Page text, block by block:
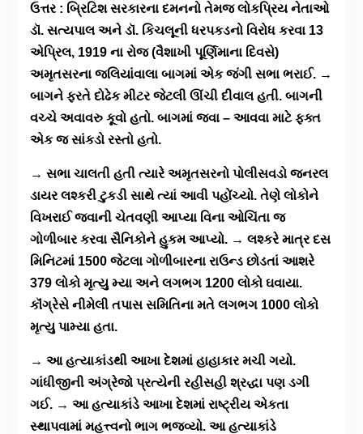
ઉત્તર : બ્રિટિશ સરકારના દમનનો તેમજ લોકપ્રિય નેતાઓ
ડૉ. સત્યપાલ અને ડૉ. કિચલૂની ધરપકડનો વિરોધ કરવા 13
એપ્રિલ, 1919 ના રોજ (વૈશાખી પૂર્ણિમાના દિવસે)
અમૃતસરના જલિયાંવાલા બાગમાં એક જંગી સભા ભરાઈ. →
બાગને ફરતે દોઢેક મીટર જેટલી ઊંચી દીવાલ હતી. બાગની
વચ્ચે અવાવરુ કૂવો હતો. બાગમાં જવા – આવવા માટે ફક્ત
એક જ સાંકડો રસ્તો હતો.
→ સભા ચાલતી હતી ત્યારે અમૃતસરનો પોલીસવડો જનરલ
ડાયર લશ્કરી ટુકડી સાથે ત્યાં આવી પહોંચ્યો. તેણે લોકોને
વિખરાઈ જવાની ચેતવણી આપ્યા વિના ઓચિંતા જ
ગોળીબાર કરવા સૈનિકોને હુકમ આપ્યો. → લશ્કરે માત્ર દસ
મિનિટમાં 1500 જેટલા ગોળીબારના રાઉન્ડ છોડતાં આશરે
379 લોકો મૃત્યુ મ્યા અને લગભગ 1200 લોકો ઘવાયા.
કૉંગ્રેસે નીમેલી તપાસ સમિતિના મતે લગભગ 1000 લોકો
મૃત્યુ પામ્યા હતા.
→ આ હત્યાકાંડથી આખા દેશમાં હાહાકાર મચી ગયો.
ગાંધીજીની અંગ્રેજો પ્રત્યેની રહીસહી શ્રદ્ધા પણ ડગી
ગઈ. → આ હત્યાકાંડે આખા દેશમાં રાષ્ટ્રીય એકતા
સ્થાપવામાં મહત્ત્વનો ભાગ ભજવ્યો. આ હત્યાકાંડે